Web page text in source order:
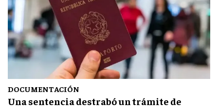
DOCUMENTACIÓN
Una sentencia destrabó un trámite de